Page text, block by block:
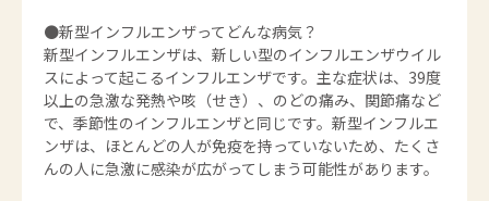
●新型インフルエンザってどんな病気？
新型インフルエンザは、新しい型のインフルエンザウイル
スによって起こるインフルエンザです。主な症状は、39度
以上の急激な発熱や咳（せき）、のどの痛み、関節痛など
で、季節性のインフルエンザと同じです。新型インフルエ
ンザは、ほとんどの人が免疫を持っていないため、たくさ
んの人に急激に感染が広がってしまう可能性があります。